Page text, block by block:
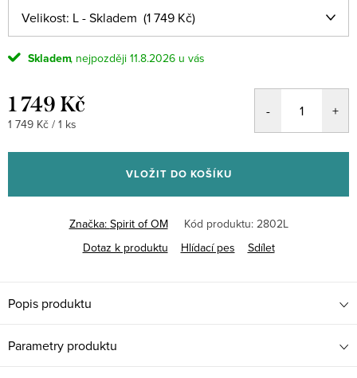
Skladem 11.8.2026
1 749 Kč
Měrná
1 749 Kč / 1 ks
VLOŽIT DO KOŠÍKU
Značka: Spirit of OM Kód produktu: 2802L
Dotaz k produktu
Hlídací pes Sdílet
Popis produktu
Parametry produktu